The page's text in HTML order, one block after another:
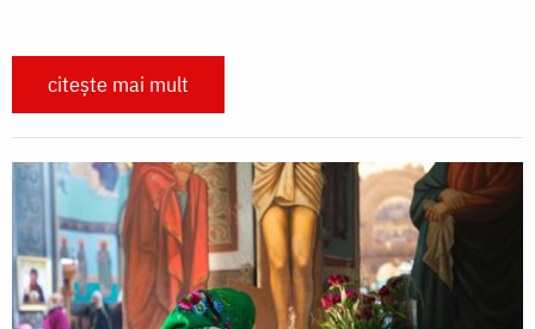
citește mai mult